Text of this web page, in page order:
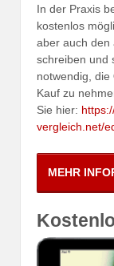
In der Praxis
kostenlos
aber auch den
schreiben und
notwendig, die
Kauf zu
Sie hier:
vergleich.net/